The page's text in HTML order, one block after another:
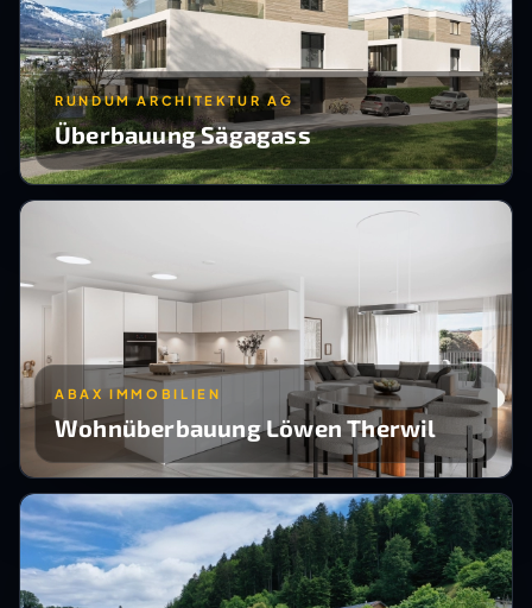
RUNDUM ARCHITEKTUR AG
Überbauung Sägagass
ABAX IMMOBILIEN
Wohnüberbauung Löwen Therwil